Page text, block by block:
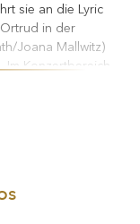
sie an die Lyric
in der
Joana Mallwitz)
Im Konzertbereich
am Maggio
Nr. 3 am